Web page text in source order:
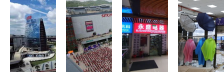
批發市場賦
能區域貿易
新格局
暢購6000
多種海外進
口商品
存玩具按斤
批發，開啟
玩具批發貿
易新紀元
批發的投資
新機遇